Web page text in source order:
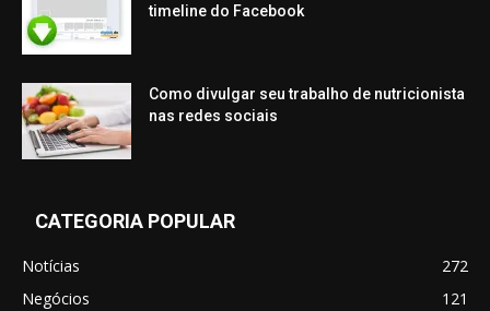
timeline do Facebook
Como divulgar seu trabalho de nutricionista
nas redes sociais
CATEGORIA POPULAR
Notícias
272
Negócios
121